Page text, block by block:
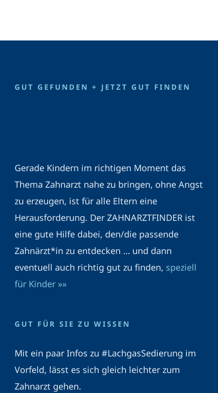
GUT GEFUNDEN + JETZT GUT FINDEN
Gerade Kindern im richtigen Moment das
Thema Zahnarzt nahe zu bringen, ohne Angst
zu erzeugen, ist für alle Eltern eine
Herausforderung. Der ZAHNARZTFINDER ist
eine gute Hilfe dabei, den/die passende
Zahnärzt*in zu entdecken … und dann
eventuell auch richtig gut zu finden, speziell
für Kinder »»
GUT FÜR SIE ZU WISSEN
Mit ein paar Infos zu #LachgasSedierung im
Vorfeld, lässt es sich gleich leichter zum
Zahnarzt gehen.